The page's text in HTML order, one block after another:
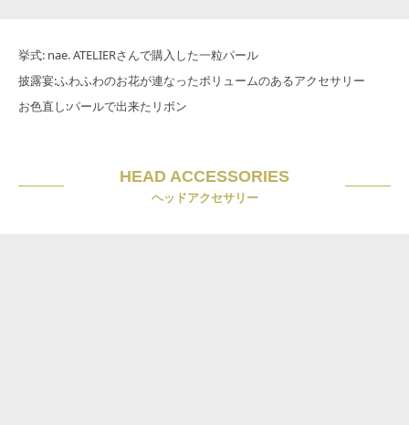
挙式: nae. ATELIERさんで購入した一粒パール
披露宴:ふわふわのお花が連なったボリュームのあるアクセサリー
お色直し:パールで出来たリボン
HEAD ACCESSORIES
ヘッドアクセサリー